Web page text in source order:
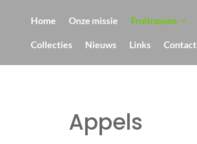
Home Onze missie Fruitrassen
Collecties Nieuws Links Contact
Appels